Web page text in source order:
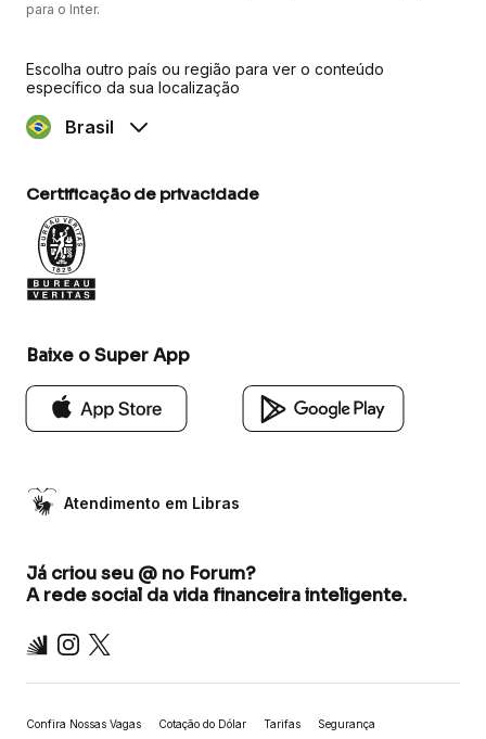
para o Inter.
Escolha outro país ou região para ver o conteúdo
específico da sua localização
Brasil
Certificação de privacidade
Baixe o Super App
Atendimento em Libras
Já criou seu @ no Forum?
A rede social da vida financeira inteligente.
Inter Instagram
X
Confira Nossas Vagas Cotação do Dólar Tarifas Segurança